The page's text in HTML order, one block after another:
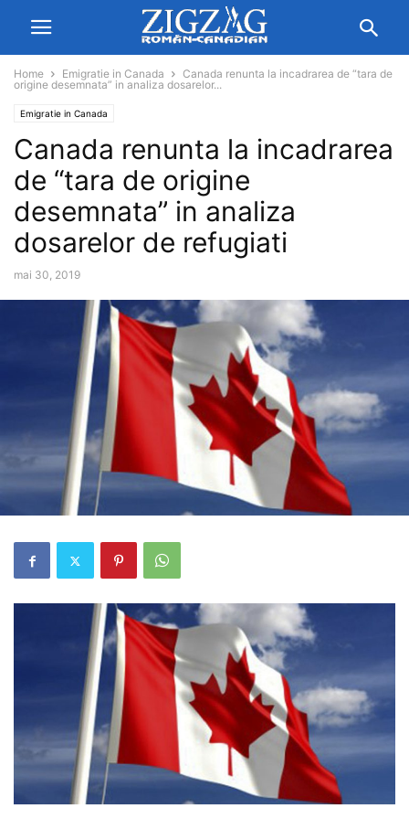
Home Emigratie in Canada
Canada renunta la incadrarea de “tara de
origine desemnata” in analiza dosarelor...
Emigratie in Canada
Canada renunta la incadrarea
de “tara de origine
desemnata” in analiza
dosarelor de refugiati
mai 30, 2019